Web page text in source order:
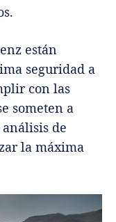
están
seguridad a
con las
someten a
de
la máxima